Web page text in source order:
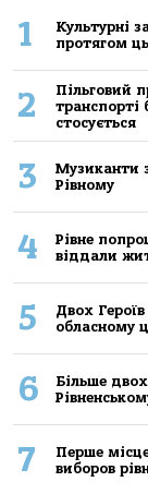
1
Культурні
протягом
2
Пільговий
транспорті
стосується
3
Музиканти
Рівному
4
Рівне
віддали
5
Двох
обласному
6
Більше
7
Перше
виборов